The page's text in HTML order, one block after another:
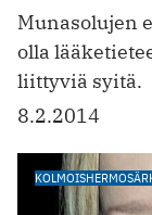
Munasolujen
olla
liittyviä syitä.
8.2.2014